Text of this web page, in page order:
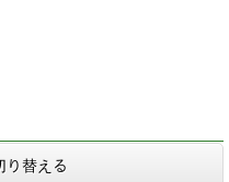
り替える